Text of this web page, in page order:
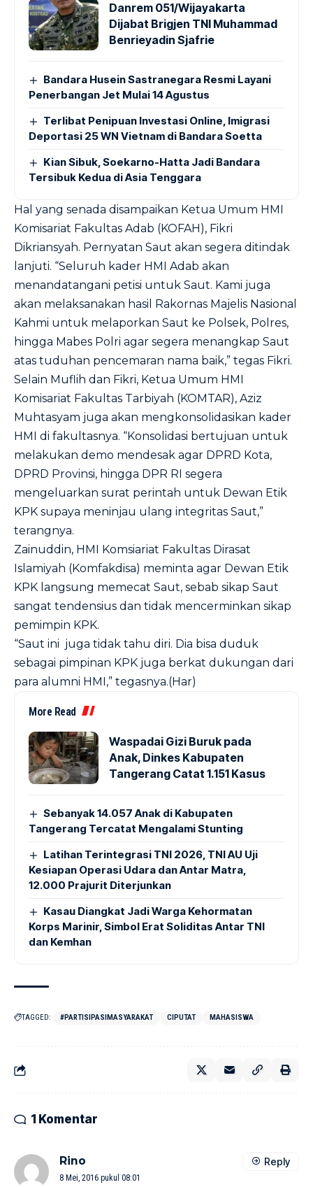
Danrem 051/Wijayakarta
Dijabat Brigjen TNI Muhammad
Benrieyadin Sjafrie
Bandara Husein Sastranegara Resmi Layani
Penerbangan Jet Mulai 14 Agustus
Terlibat Penipuan Investasi Online, Imigrasi
Deportasi 25 WN Vietnam di Bandara Soetta
Kian Sibuk, Soekarno-Hatta Jadi Bandara
Tersibuk Kedua di Asia Tenggara
Hal yang senada disampaikan Ketua Umum HMI
Komisariat Fakultas Adab (KOFAH), Fikri
Dikriansyah. Pernyatan Saut akan segera ditindak
lanjuti. “Seluruh kader HMI Adab akan
menandatangani petisi untuk Saut. Kami juga
akan melaksanakan hasil Rakornas Majelis Nasional
Kahmi untuk melaporkan Saut ke Polsek, Polres,
hingga Mabes Polri agar segera menangkap Saut
atas tuduhan pencemaran nama baik,” tegas Fikri.
Selain Muflih dan Fikri, Ketua Umum HMI
Komisariat Fakultas Tarbiyah (KOMTAR), Aziz
Muhtasyam juga akan mengkonsolidasikan kader
HMI di fakultasnya. “Konsolidasi bertujuan untuk
melakukan demo mendesak agar DPRD Kota,
DPRD Provinsi, hingga DPR RI segera
mengeluarkan surat perintah untuk Dewan Etik
KPK supaya meninjau ulang integritas Saut,”
terangnya.
Zainuddin, HMI Komsiariat Fakultas Dirasat
Islamiyah (Komfakdisa) meminta agar Dewan Etik
KPK langsung memecat Saut, sebab sikap Saut
sangat tendensius dan tidak mencerminkan sikap
pemimpin KPK.
“Saut ini juga tidak tahu diri. Dia bisa duduk
sebagai pimpinan KPK juga berkat dukungan dari
para alumni HMI,” tegasnya.(Har)
More Read
Waspadai Gizi Buruk pada
Anak, Dinkes Kabupaten
Tangerang Catat 1.151 Kasus
Sebanyak 14.057 Anak di Kabupaten
Tangerang Tercatat Mengalami Stunting
Latihan Terintegrasi TNI 2026, TNI AU Uji
Kesiapan Operasi Udara dan Antar Matra,
12.000 Prajurit Diterjunkan
Kasau Diangkat Jadi Warga Kehormatan
Korps Marinir, Simbol Erat Soliditas Antar TNI
dan Kemhan
TAGGED: #PARTISIPASIMASYARAKAT CIPUTAT MAHASISWA
1 Komentar
Rino
8 Mei, 2016 pukul 08:01
Reply